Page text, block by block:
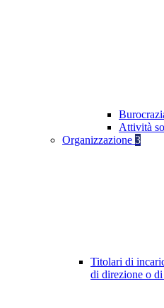
Attività
Organizzazione 3
Titolari di
di direzione o